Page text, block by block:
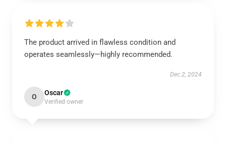
The product arrived in flawless condition and
operates seamlessly—highly recommended.
Dec 2, 2024
O Oscar
Verified owner